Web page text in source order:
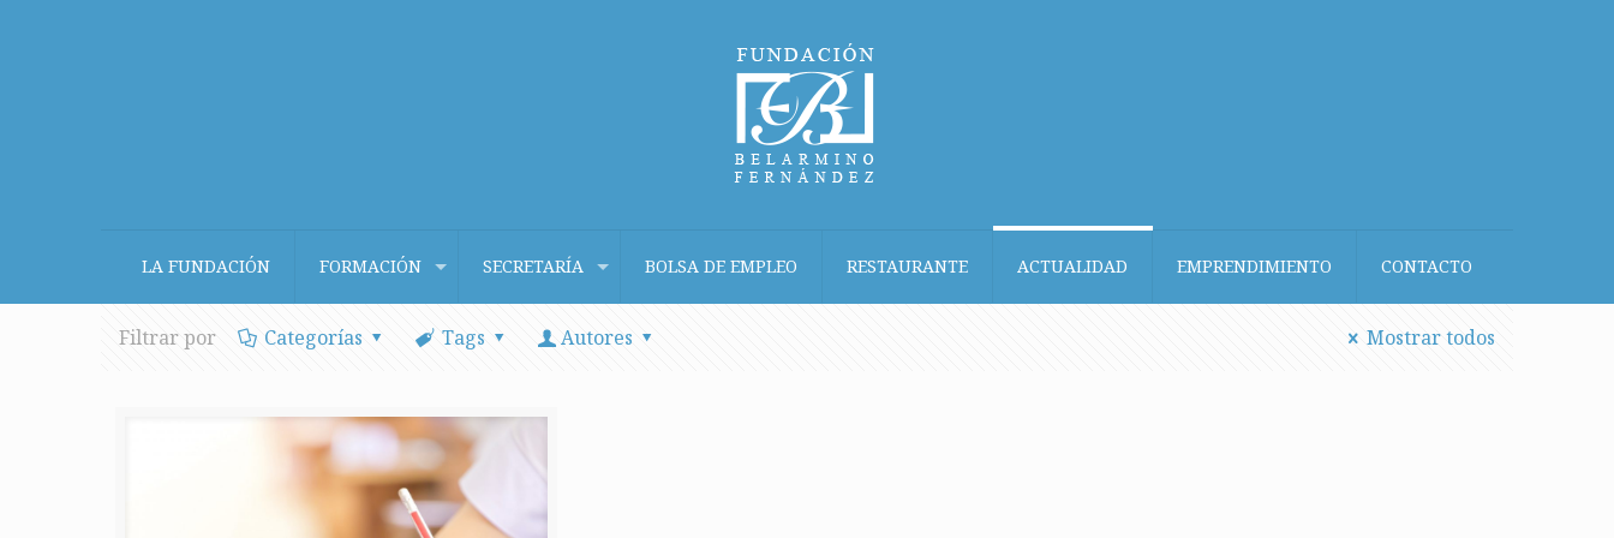
LA FUNDACIÓN FORMACIÓN SECRETARÍA BOLSA DE EMPLEO RESTAURANTE ACTUALIDAD EMPRENDIMIENTO CONTACTO
Filtrar por Categorías Tags Autores Mostrar todos